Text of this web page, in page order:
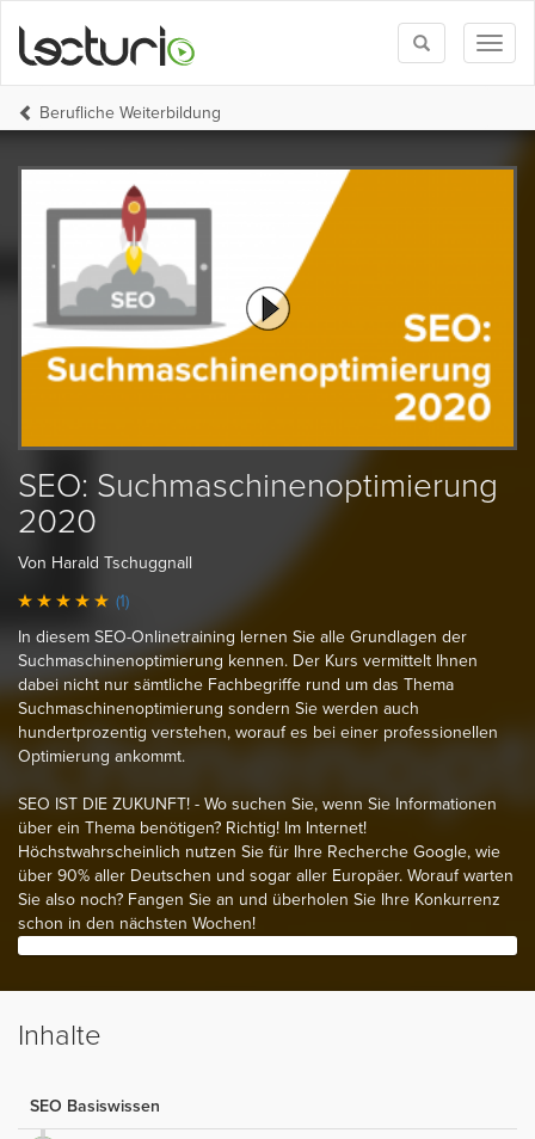
Toggle
search
Berufliche Weiterbildung
SEO: Suchmaschinenoptimierung
2020
Von Harald Tschuggnall
(1)
In diesem SEO-Onlinetraining lernen Sie alle Grundlagen der
Suchmaschinenoptimierung kennen. Der Kurs vermittelt Ihnen
dabei nicht nur sämtliche Fachbegriffe rund um das Thema
Suchmaschinenoptimierung sondern Sie werden auch
hundertprozentig verstehen, worauf es bei einer professionellen
Optimierung ankommt.
SEO IST DIE ZUKUNFT! - Wo suchen Sie, wenn Sie Informationen
über ein Thema benötigen? Richtig! Im Internet!
Höchstwahrscheinlich nutzen Sie für Ihre Recherche Google, wie
über 90% aller Deutschen und sogar aller Europäer. Worauf warten
Sie also noch? Fangen Sie an und überholen Sie Ihre Konkurrenz
schon in den nächsten Wochen!
Inhalte
SEO Basiswissen